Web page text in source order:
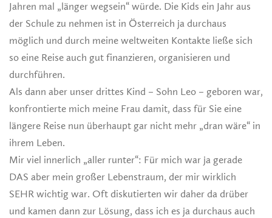
Jahren mal „länger wegsein“ würde. Die Kids ein Jahr aus
der Schule zu nehmen ist in Österreich ja durchaus
möglich und durch meine weltweiten Kontakte ließe sich
so eine Reise auch gut finanzieren, organisieren und
durchführen.
Als dann aber unser drittes Kind – Sohn Leo – geboren war,
konfrontierte mich meine Frau damit, dass für Sie eine
längere Reise nun überhaupt gar nicht mehr „dran wäre“ in
ihrem Leben.
Mir viel innerlich „aller runter“: Für mich war ja gerade
DAS aber mein großer Lebenstraum, der mir wirklich
SEHR wichtig war. Oft diskutierten wir daher da drüber
und kamen dann zur Lösung, dass ich es ja durchaus auch